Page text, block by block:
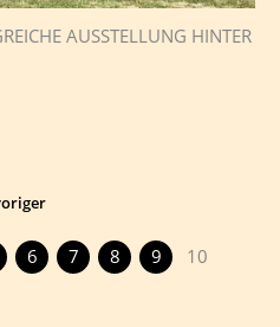
AUSSTELLUNG HINTER
6 7 8 9 10